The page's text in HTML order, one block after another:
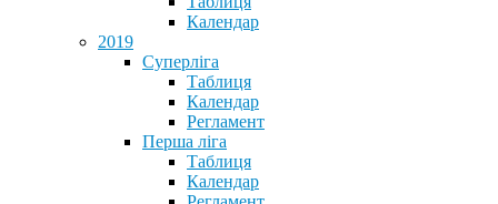
Календар
2019
Суперліга
Таблиця
Календар
Регламент
Перша ліга
Таблиця
Календар